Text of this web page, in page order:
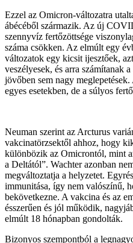
Ezzel az Omicron-változatra
ábécéből származik. Az új
szennyvíz fertőzöttsége
száma csökken. Az elmúlt egy
változatok egy kicsit ijesztőek,
veszélyesek, és arra számítanak
jövőben sem nagy
egyes esetekben, de a súlyos
Neuman szerint az Arcturus
vakcinatörzsektől ahhoz, hogy
különbözik az Omicrontól, mint
a Deltától”. Wachter azonban
megváltoztatja a helyzetet.
immunitása, így nem valószínű,
bekövetkezne. A vakcina és az
ésszerűen és jól működik,
elmúlt 18 hónapban gondolták.
Bizonyos szempontból a